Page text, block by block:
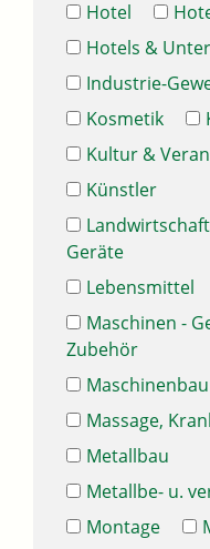
Hotel
Hotels &
Industrie-
Kosmetik
Kultur &
Künstler
Geräte
Lebensmittel
Maschinen -
Zubehör
Maschinenbau
Massage,
Metallbau
Metallbe- u.
Montage